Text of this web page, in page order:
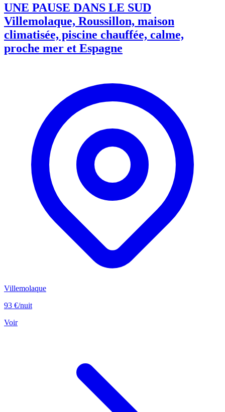
UNE PAUSE DANS LE SUD
Villemolaque, Roussillon, maison
climatisée, piscine chauffée, calme,
proche mer et Espagne
Villemolaque
93 €/nuit
Voir